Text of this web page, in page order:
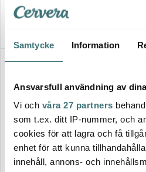
Samtycke Information
Ansvarsfull användning av
Vi och våra 27 partners
som t.ex. ditt IP-nummer, och
cookies för att lagra och få
enhet för att kunna
innehåll, annons- och
I lager